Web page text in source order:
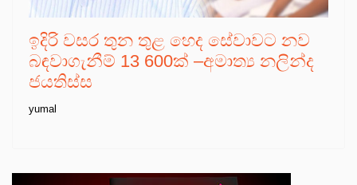
ඉදිරි වසර තුන තුළ හෙද සේවාවට නව
බඳවාගැනීම් 13 600ක් –අමාත්‍ය නලින්ද
ජයතිස්ස
yumal